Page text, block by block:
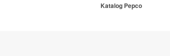
Katalog Pepco